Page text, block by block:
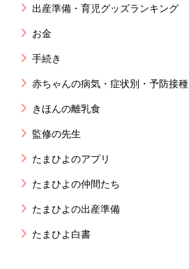
出産準備・育児グッズランキング
お金
手続き
赤ちゃんの病気・症状別・予防接種
きほんの離乳食
監修の先生
たまひよのアプリ
たまひよの仲間たち
たまひよの出産準備
たまひよ白書